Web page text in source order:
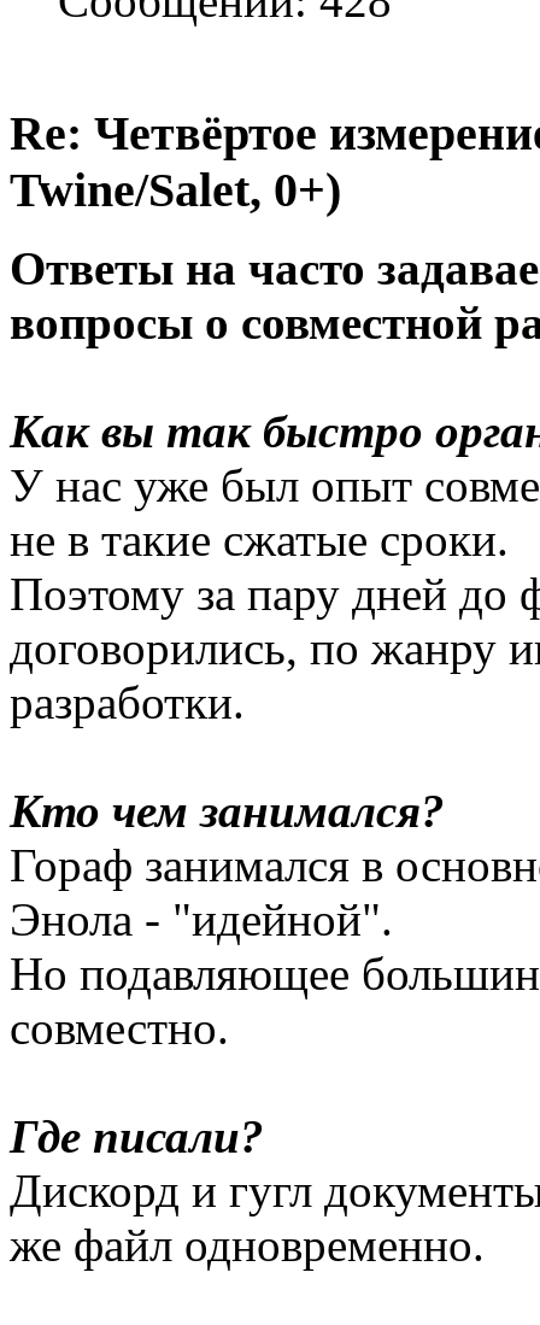
Re: Четвёртое
Twine/Salet, 0+)
Ответы на часто
вопросы о совместной
Как вы так быстро
У нас уже был опыт
не в такие сжатые сроки.
Поэтому за пару дней до
договорились, по жанру
разработки.
Кто чем занимался?
Гораф занимался в
Энола - "идейной".
Но подавляющее
совместно.
Где писали?
Дискорд и гугл
же файл одновременно.